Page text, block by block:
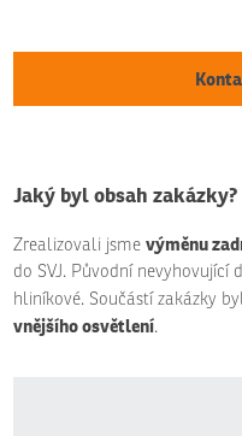
Jaký byl obsah zakázky?
Zrealizovali jsmevýměnu
do SVJ. Původní
hliníkové. Součástí zakázky
vnějšího osvětlení.